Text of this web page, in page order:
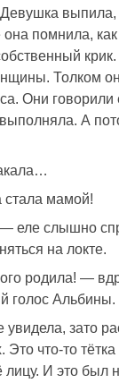
помнила,
Толком
Они говорили
А
стала мамой!
еле слышно
на локте.
родила! —
голос Альбины.
зато
Это что-то тётка
лицу. И это был